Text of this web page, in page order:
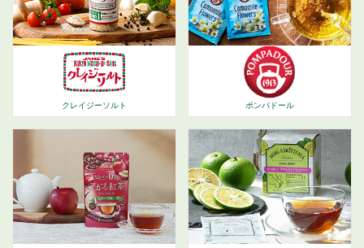
クレイジーソルト ポンパドール